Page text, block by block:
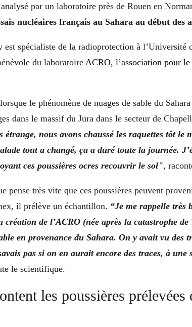
par un laboratoire près de Rouen en
nucléaires français au Sahara au début des
est spécialiste de la radioprotection à l’Université
du laboratoire ACRO, l’association pour
le phénomène de nuages de sable du
dans le massif du Jura dans le secteur de
étrange, nous avons chaussé les raquettes tôt le
tout a changé, ça a duré toute la journée.
ces poussières ocres recouvrir le sol",
pense très vite que ces poussières peuvent
il prélève un échantillon. “Je me rappelle très
création de l’ACRO (née après la catastrophe
en provenance du Sahara. On y avait vu des
pas si on en aurait encore des traces, à
le scientifique.
les poussières